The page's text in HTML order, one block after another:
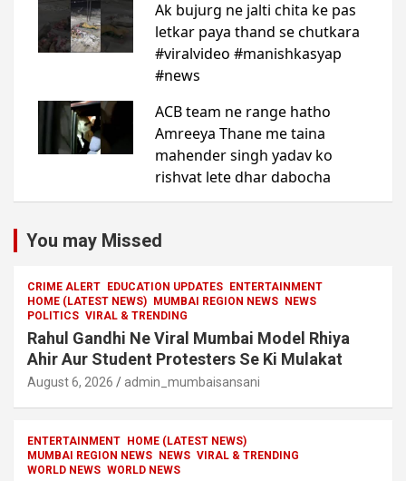
You may Missed
CRIME ALERT EDUCATION UPDATES
ENTERTAINMENT
HOME (LATEST NEWS)
MUMBAI REGION NEWS
NEWS
POLITICS VIRAL & TRENDING
Rahul Gandhi Ne Viral Mumbai Model Rhiya
Ahir Aur Student Protesters Se Ki Mulakat
August 6, 2026 admin_mumbaisansani
ENTERTAINMENT
HOME (LATEST NEWS)
MUMBAI REGION NEWS
NEWS VIRAL & TRENDING
WORLD NEWS WORLD NEWS